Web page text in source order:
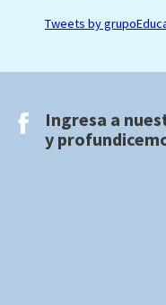
Tweets by
Ingresa a
y